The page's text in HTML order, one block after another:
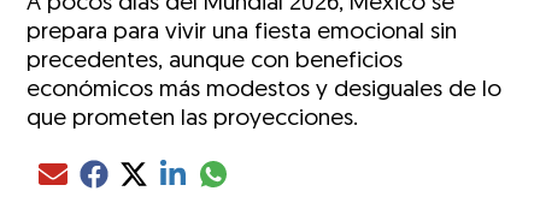
prepara para vivir una fiesta emocional sin
precedentes, aunque con beneficios
económicos más modestos y desiguales de lo
que prometen las proyecciones.
Compartir el artículo actual mediante Email
Compartir el artículo actual mediante Facebook
Compartir el artículo actual mediante Twitter
Compartir el artículo actual mediante LinkedIn
Compartir el artículo actual mediante